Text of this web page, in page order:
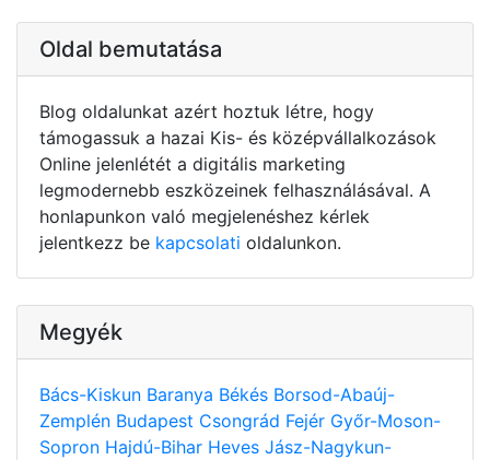
Oldal bemutatása
Blog oldalunkat azért hoztuk létre, hogy
támogassuk a hazai Kis- és középvállalkozások
Online jelenlétét a digitális marketing
legmodernebb eszközeinek felhasználásával. A
honlapunkon való megjelenéshez kérlek
jelentkezz be kapcsolati oldalunkon.
Megyék
Bács-Kiskun Baranya Békés Borsod-Abaúj-
Zemplén Budapest Csongrád Fejér Győr-Moson-
Sopron Hajdú-Bihar Heves Jász-Nagykun-